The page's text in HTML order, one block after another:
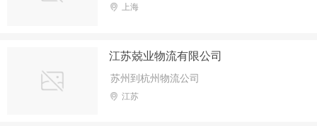
上海
江苏兢业物流有限公司
苏州到杭州物流公司
江苏